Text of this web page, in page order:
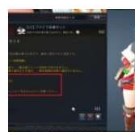
た【黒い砂漠Part1199】